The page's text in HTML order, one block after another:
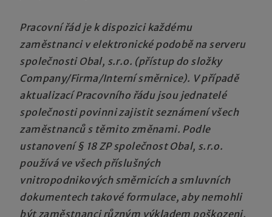
Pracovní řád je k dispozici každému
zaměstnanci v elektronické podobě na serveru
společnosti Obal, s.r.o. (přístup do složky
Company/Firma/Interní směrnice). V případě
aktualizací Pracovního řádu jsou jednatelé
společnosti povinni zajistit seznámení všech
zaměstnanců s těmito změnami. Podle
ustanovení § 18 ZP společnost Obal, s.r.o.
používá ve všech příslušných
vnitropodnikových směrnicích a smluvních
dokumentech takové formulace, aby nemohli
být zaměstnanci různým výkladem poškozeni.